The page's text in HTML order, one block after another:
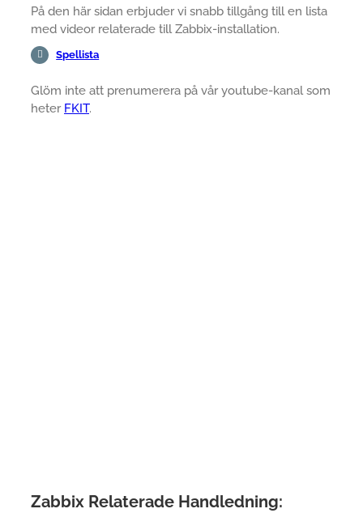
På den här sidan erbjuder vi snabb tillgång till en lista
med videor relaterade till Zabbix-installation.
Spellista
Glöm inte att prenumerera på vår youtube-kanal som
heter FKIT.
Zabbix Relaterade Handledning: